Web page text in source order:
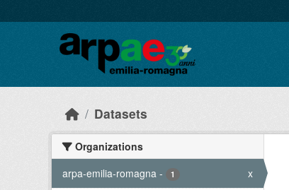
Datasets
Organizations
arpa-emilia-romagna - 1 x